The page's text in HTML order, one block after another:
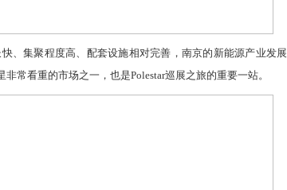
快、集聚程度高、配套设施相对完善， 南京的新能源产业发展
常看重的市场之一，也是Polestar巡展之旅的重要一站。